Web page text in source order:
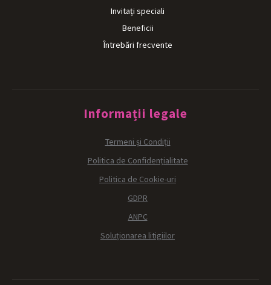
Invitați speciali
Beneficii
Întrebări frecvente
Informații legale
Termeni și Condiții
Politica de Confidențialitate
Politica de Cookie-uri
GDPR
ANPC
Soluționarea litigiilor